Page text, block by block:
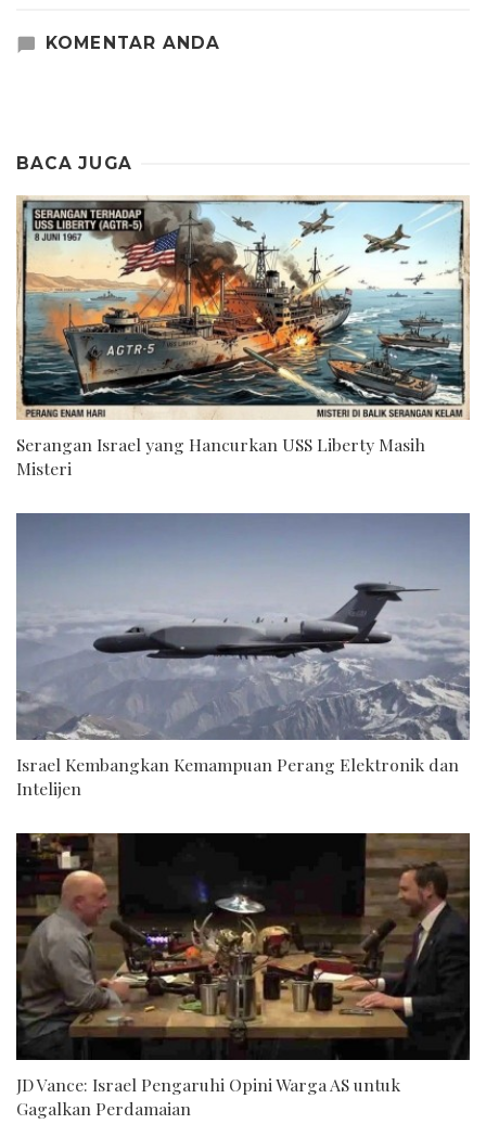
KOMENTAR ANDA
BACA JUGA
Serangan Israel yang Hancurkan USS Liberty Masih
Misteri
Israel Kembangkan Kemampuan Perang Elektronik dan
Intelijen
JD Vance: Israel Pengaruhi Opini Warga AS untuk
Gagalkan Perdamaian